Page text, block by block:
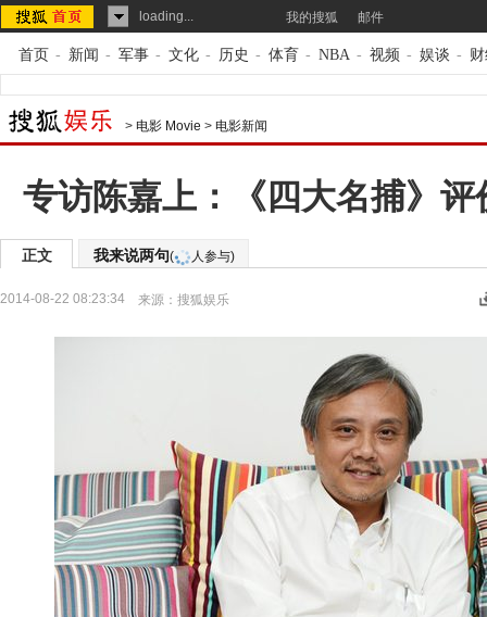
loading... 我的搜狐 邮件
首页 - 新闻 - 军事 - 文化 - 历史 - 体育 - NBA - 视频 - 娱谈 -
> 电影 Movie > 电影新闻
专访陈嘉上：《四大名捕》评
正文 我来说两句( 人参与)
2014-08-22 08:23:34 来源： 搜狐娱乐